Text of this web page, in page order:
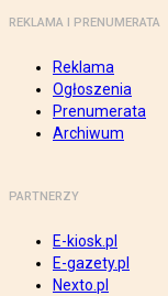
REKLAMA I PRENUMERATA
Reklama
Ogłoszenia
Prenumerata
Archiwum
PARTNERZY
E-kiosk.pl
E-gazety.pl
Nexto.pl